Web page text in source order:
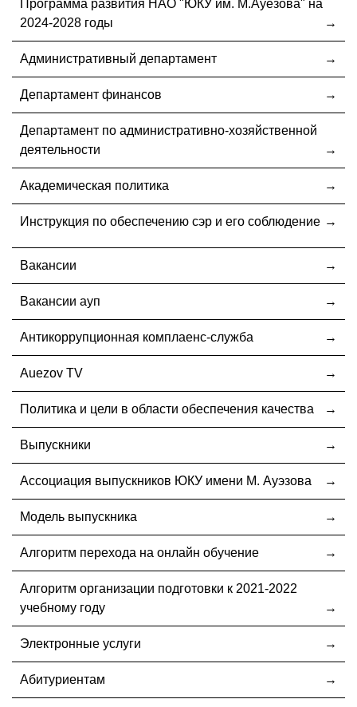
Программа развития НАО "ЮКУ им. М.Ауезова" на
2024-2028 годы
Административный департамент
Департамент финансов
Департамент по административно-хозяйственной
деятельности
Академическая политика
Инструкция по обеспечению сэр и его соблюдение
Вакансии
Вакансии ауп
Антикоррупционная комплаенс-служба
Auezov TV
Политика и цели в области обеспечения качества
Выпускники
Ассоциация выпускников ЮКУ имени М. Ауэзова
Модель выпускника
Алгоритм перехода на онлайн обучение
Алгоритм организации подготовки к 2021-2022
учебному году
Электронные услуги
Абитуриентам